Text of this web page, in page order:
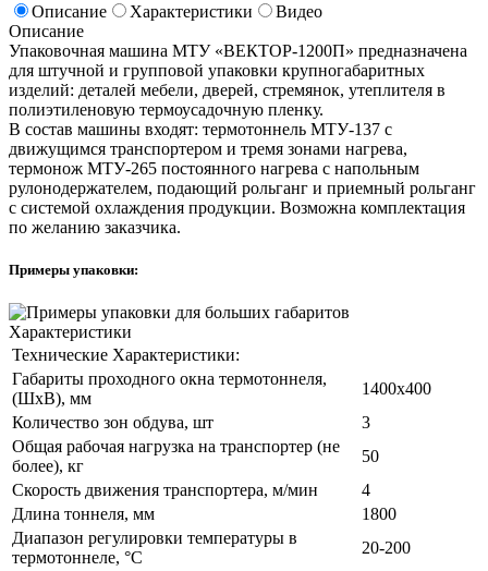
Описание
Характеристики
Видео
Описание
Упаковочная машина МТУ «ВЕКТОР-1200П» предназначена
для штучной и групповой упаковки крупногабаритных
изделий: деталей мебели, дверей, стремянок, утеплителя в
полиэтиленовую термоусадочную пленку.
В состав машины входят: термотоннель МТУ-137 с
движущимся транспортером и тремя зонами нагрева,
термонож МТУ-265 постоянного нагрева с напольным
рулонодержателем, подающий рольганг и приемный рольганг
с системой охлаждения продукции. Возможна комплектация
по желанию заказчика.
Примеры упаковки:
Характеристики
Технические Характеристики:
Габариты проходного окна термотоннеля,
(ШхВ), мм
1400х400
Количество зон обдува, шт
3
Общая рабочая нагрузка на транспортер (не
более), кг
50
Скорость движения транспортера, м/мин
4
Длина тоннеля, мм
1800
Диапазон регулировки температуры в
термотоннеле, °С
20-200